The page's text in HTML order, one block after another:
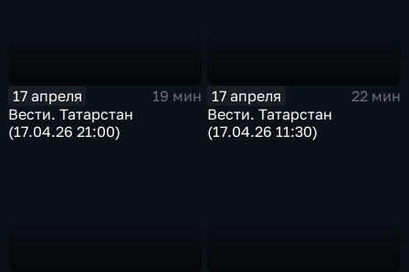
17 апреля
19 мин
Вести. Татарстан
(17.04.26 21:00)
17 апреля
22 мин
Вести. Татарстан
(17.04.26 11:30)